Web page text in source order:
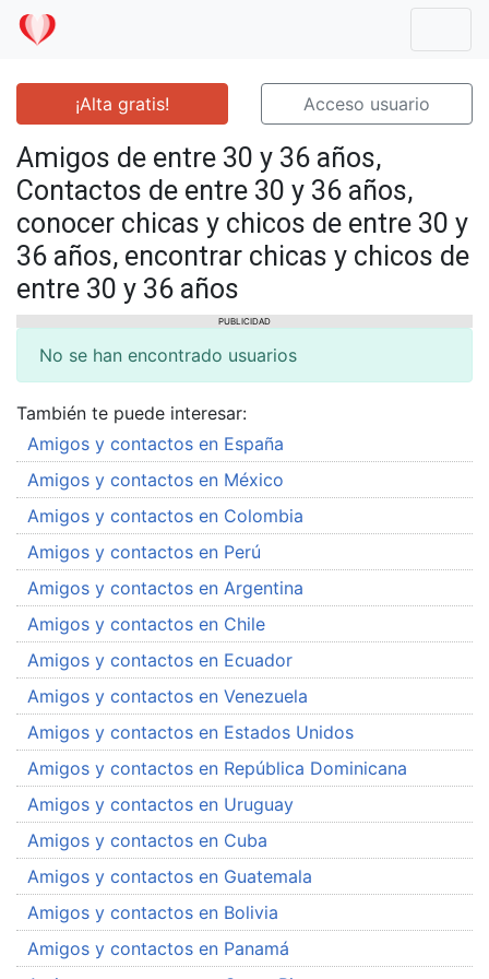
¡Alta gratis! Acceso usuario
Amigos de entre 30 y 36 años,
Contactos de entre 30 y 36 años,
conocer chicas y chicos de entre 30 y
36 años, encontrar chicas y chicos de
entre 30 y 36 años
PUBLICIDAD
No se han encontrado usuarios
También te puede interesar:
Amigos y contactos en España
Amigos y contactos en México
Amigos y contactos en Colombia
Amigos y contactos en Perú
Amigos y contactos en Argentina
Amigos y contactos en Chile
Amigos y contactos en Ecuador
Amigos y contactos en Venezuela
Amigos y contactos en Estados Unidos
Amigos y contactos en República Dominicana
Amigos y contactos en Uruguay
Amigos y contactos en Cuba
Amigos y contactos en Guatemala
Amigos y contactos en Bolivia
Amigos y contactos en Panamá